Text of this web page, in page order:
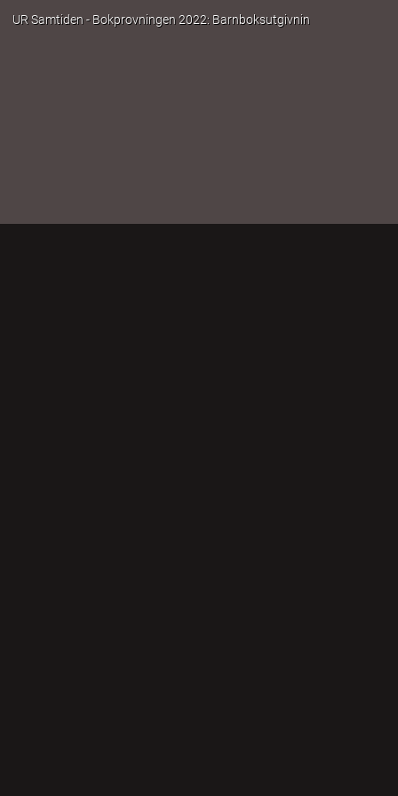
UR Samtiden - Bokprovningen 2022: Barnboksutgivningen 2021 (del